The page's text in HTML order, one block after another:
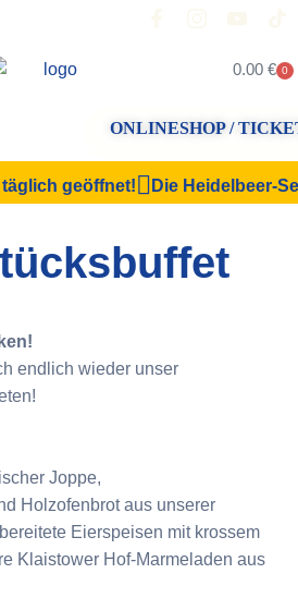
0.00 € 0
ONLINESHOP /
geöffnet! Die Heidelbeer-
endlich wieder unser
Joppe,
Holzofenbrot aus unserer
Eierspeisen mit krossem
Klaistower Hof-Marmeladen aus